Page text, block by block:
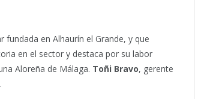
fundada en Alhaurín el Grande, y que
en el sector y destaca por su labor
Aloreña de Málaga. Toñi Bravo, gerente